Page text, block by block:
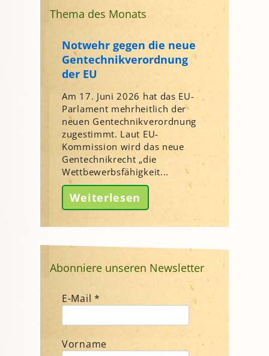
Thema des Monats
Notwehr gegen die neue
Gentechnikverordnung
der EU
Am 17. Juni 2026 hat das EU-
Parlament mehrheitlich der
neuen Gentechnikverordnung
zugestimmt. Laut EU-
Kommission wird das neue
Gentechnikrecht „die
Wettbewerbsfähigkeit...
Weiterlesen
Abonniere unseren Newsletter
E-Mail *
Vorname